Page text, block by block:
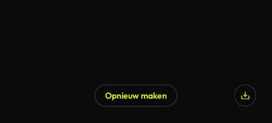
Opnieuw maken